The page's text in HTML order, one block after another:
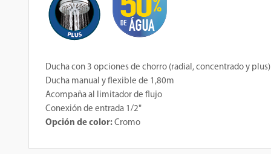
Ducha con 3 opciones de chorro (radial, concentrado y plus)
Ducha manual y flexible de 1,80m
Acompaña al limitador de flujo
Conexión de entrada 1/2"
Opción de color: Cromo